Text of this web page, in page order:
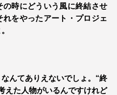
時にどういう風に終結させ
をやったアート・プロジェ
んてありえないでしょ。“終
えた人物がいるんですけれど